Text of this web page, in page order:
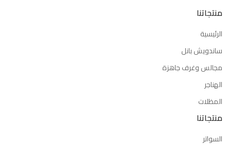
منتجاتنا
الرئيسية
ساندويش بانل
مجالس وغرف جاهزة
الهناجر
المظلات
منتجاتنا
السواتر